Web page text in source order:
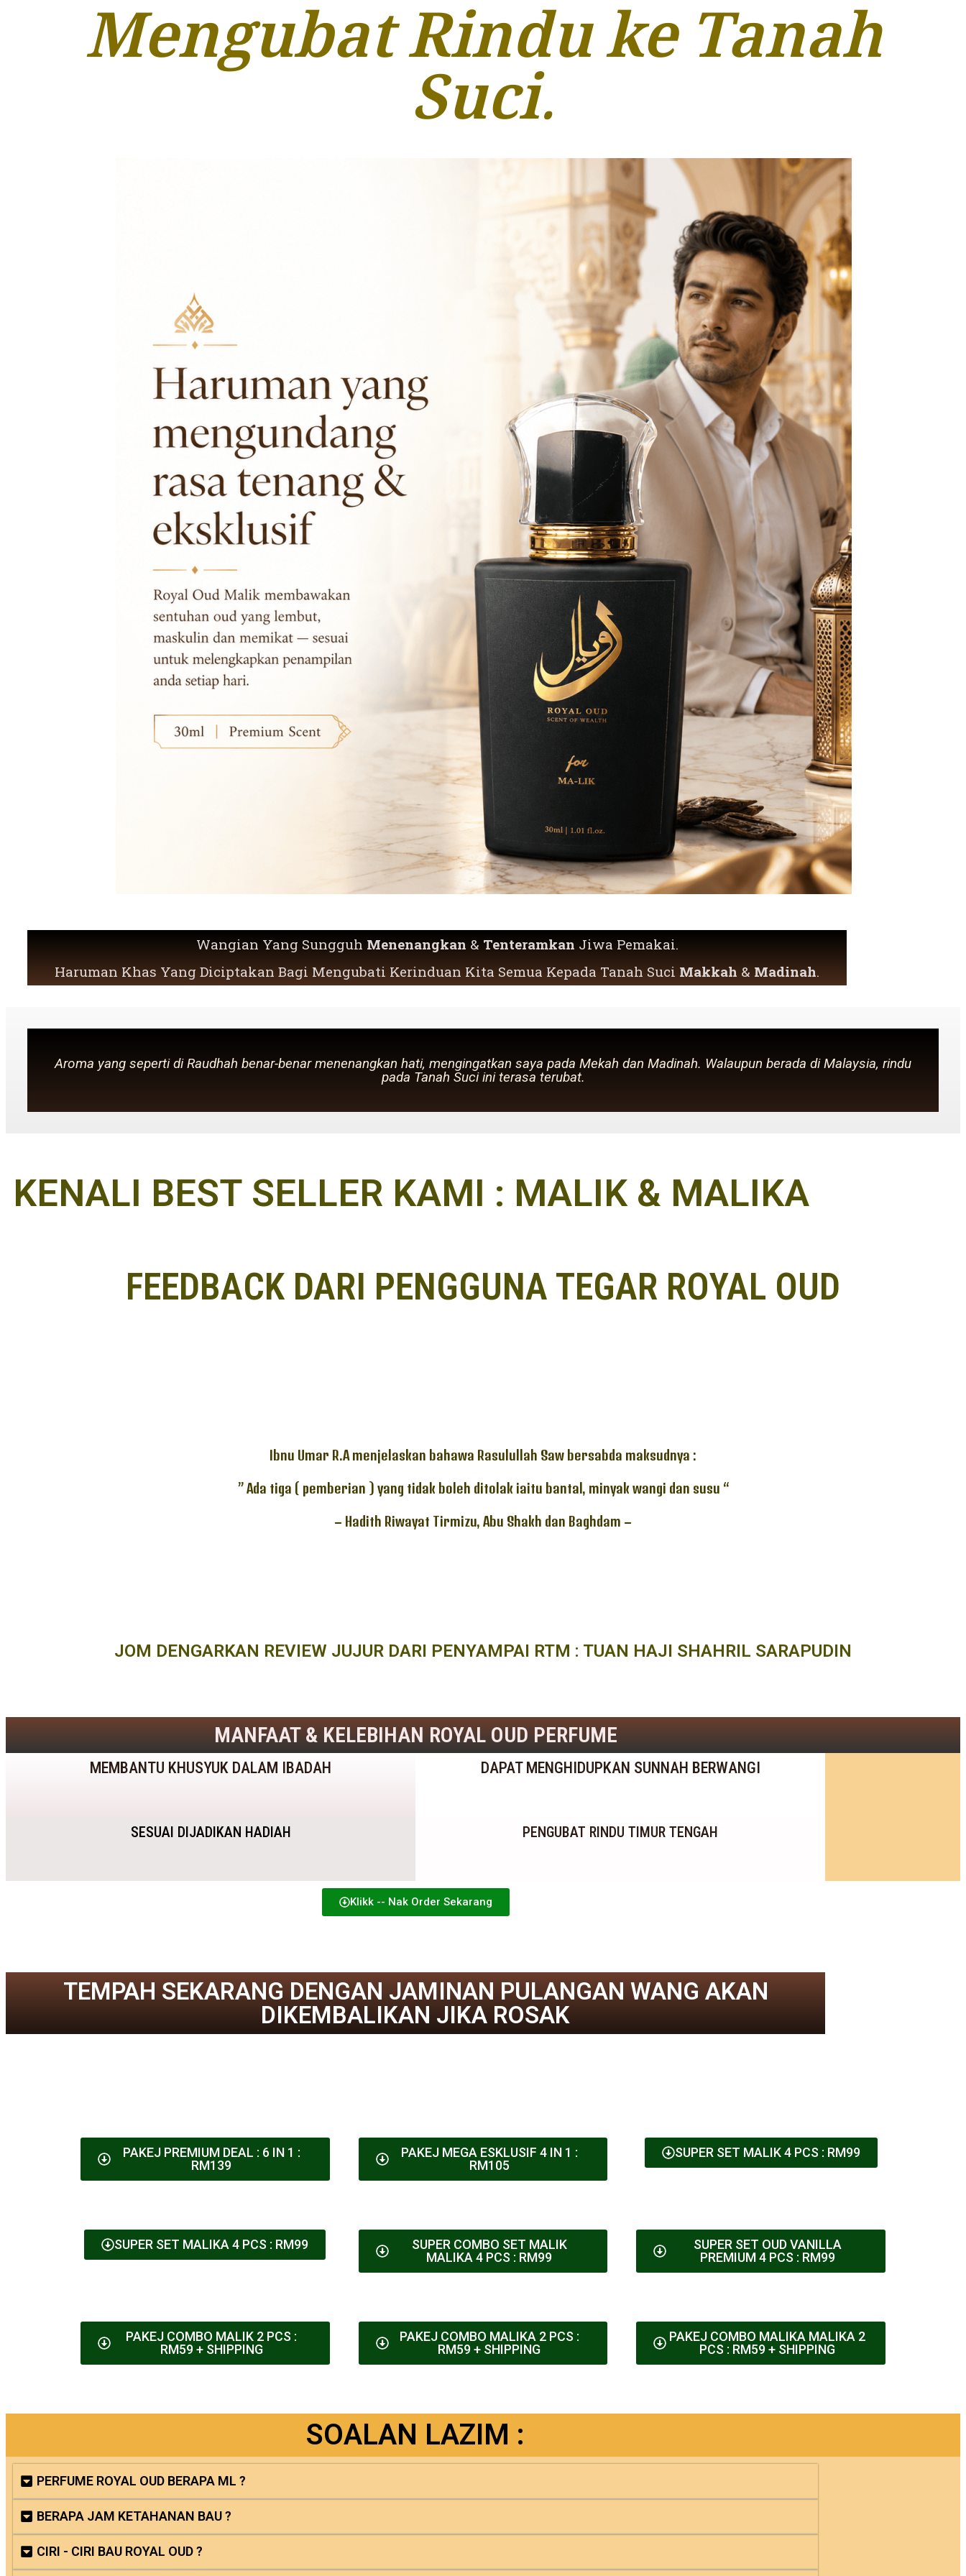
Mengubat Rindu ke Tanah
Suci.
Wangian Yang Sungguh Menenangkan & Tenteramkan Jiwa Pemakai.
Haruman Khas Yang Diciptakan Bagi Mengubati Kerinduan Kita Semua Kepada Tanah Suci Makkah & Madinah.
Aroma yang seperti di Raudhah benar-benar menenangkan hati, mengingatkan saya pada Mekah dan Madinah. Walaupun berada di Malaysia, rindu
pada Tanah Suci ini terasa terubat.
KENALI BEST SELLER KAMI : MALIK & MALIKA
FEEDBACK DARI PENGGUNA TEGAR ROYAL OUD
Ibnu Umar R.A menjelaskan bahawa Rasulullah Saw bersabda maksudnya :
” Ada tiga ( pemberian ) yang tidak boleh ditolak iaitu bantal, minyak wangi dan susu “
– Hadith Riwayat Tirmizu, Abu Shakh dan Baghdam –
JOM DENGARKAN REVIEW JUJUR DARI PENYAMPAI RTM : TUAN HAJI SHAHRIL SARAPUDIN
MANFAAT & KELEBIHAN ROYAL OUD PERFUME
MEMBANTU KHUSYUK DALAM IBADAH DAPAT MENGHIDUPKAN SUNNAH BERWANGI
SESUAI DIJADIKAN HADIAH PENGUBAT RINDU TIMUR TENGAH
Klikk -- Nak Order Sekarang
TEMPAH SEKARANG DENGAN JAMINAN PULANGAN WANG AKAN
DIKEMBALIKAN JIKA ROSAK
PAKEJ PREMIUM DEAL : 6 IN 1 :
RM139
PAKEJ MEGA ESKLUSIF 4 IN 1 :
RM105
SUPER SET MALIK 4 PCS : RM99
SUPER SET MALIKA 4 PCS : RM99
SUPER COMBO SET MALIK
MALIKA 4 PCS : RM99
SUPER SET OUD VANILLA
PREMIUM 4 PCS : RM99
PAKEJ COMBO MALIK 2 PCS :
RM59 + SHIPPING
PAKEJ COMBO MALIKA 2 PCS :
RM59 + SHIPPING
PAKEJ COMBO MALIKA MALIKA 2
PCS : RM59 + SHIPPING
SOALAN LAZIM :
PERFUME ROYAL OUD BERAPA ML ?
BERAPA JAM KETAHANAN BAU ?
CIRI - CIRI BAU ROYAL OUD ?